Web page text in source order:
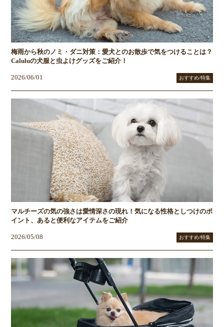
梅雨から秋のノミ・ダニ対策：愛犬とのお散歩で気をつけることは？
Caluluの犬服と虫よけグッズをご紹介！
2026/06/01 おすすめ/特集
マルチーズの気の強さは愛情深さの現れ！気になる性格としつけのポ
イント、あると便利なアイテムをご紹介
2026/05/08 おすすめ/特集